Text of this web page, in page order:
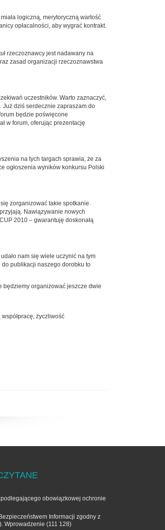
logiczną, merytoryczną wartość
opłacalności, aby wygrać kontrakt.
rzeczoznawcy jest nadawany na
zasad organizacji rzeczoznawstwa
uczestników. Warto zaznaczyć,
dziś serdecznie zapraszam do
będzie poświęcone
w forum, oferując prezentację
na tych targach sprawia, że za
ogłoszenia wyników konkursu Polski
zorganizować takie spotkanie.
Nawiązywanie nowych
2010 – gwarantuję doskonałą
nam się wiele uczynić na tym
publikacji naszego dorobku to
będziemy organizować jeszcze dwie
życzliwość
obowiązkowej ochronie
Informacji zgodny z
Wprowadzenie (111 128)